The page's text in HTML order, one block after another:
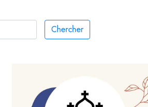
Chercher